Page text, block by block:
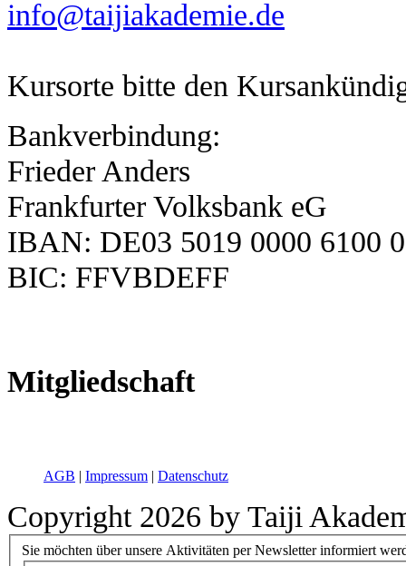
info@taijiakademie.de
Kursorte bitte den
Bankverbindung:
Frieder Anders
Frankfurter Volksbank eG
IBAN: DE03 5019 0000 6100
BIC: FFVBDEFF
Mitgliedschaft
AGB | Impressum | Datenschutz
Copyright 2026 by Taiji
Sie möchten über unsere Aktivitäten per Newsletter informiert